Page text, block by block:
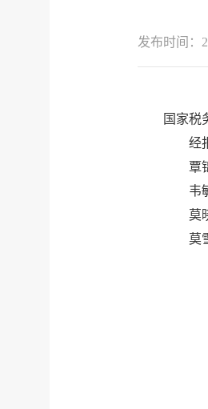
发布时间：
国家税
经
覃
韦
莫
莫